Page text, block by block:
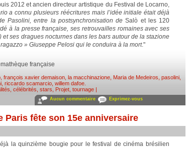
2012 et ancien directeur artistique du Festival de Locarno,
a connu plusieurs réécritures mais l’idée initiale était déjà
Pasolini, entre la postsynchronisation de Salò et les 120
à la presse française, ses retrouvailles romaines avec ses
ses dragues nocturnes dans les bars autour de la stazione
» Giuseppe Pelosi qui le conduira à la mort."
française
, françois xavier demaison, la macchinazione, Maria de Medeiros pasolini,
riccardo scamarcio willem dafoe
célébrités, stars Projet, tournage |
Aucun commentaire Exprimez-vous
Paris fête son 15e anniversaire
la quinzième bougie pour le festival de cinéma brésilien